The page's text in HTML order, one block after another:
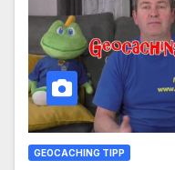
GEOCACHING TIPP